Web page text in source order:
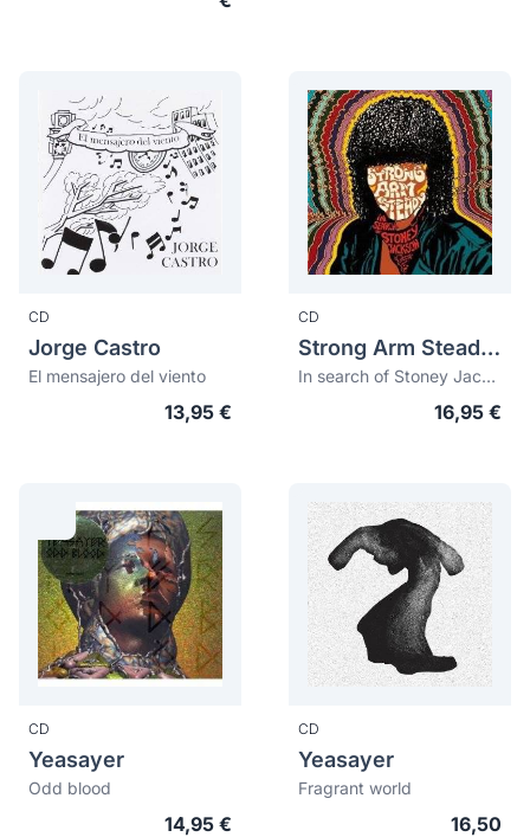
CD
Jorge Castro
El mensajero del viento
13,95 €
CD
Strong Arm Steady (Sas)
In search of Stoney Jackson
16,95 €
CD
Yeasayer
Odd blood
14,95 €
CD
Yeasayer
Fragrant world
16,50